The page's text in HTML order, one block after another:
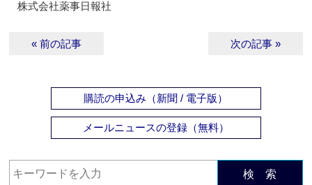
株式会社薬事日報社
« 前の記事 次の記事 »
購読の申込み（新聞 / 電子版）
メールニュースの登録（無料）
検 索